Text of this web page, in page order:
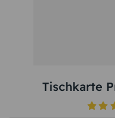
Tischkarte